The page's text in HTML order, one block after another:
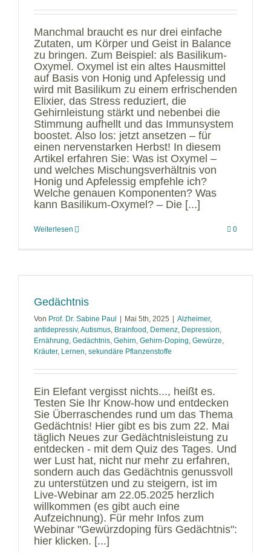
Manchmal braucht es nur drei einfache
Zutaten, um Körper und Geist in Balance
zu bringen. Zum Beispiel: als Basilikum-
Oxymel. Oxymel ist ein altes Hausmittel
auf Basis von Honig und Apfelessig und
wird mit Basilikum zu einem erfrischenden
Elixier, das Stress reduziert, die
Gehirnleistung stärkt und nebenbei die
Stimmung aufhellt und das Immunsystem
boostet. Also los: jetzt ansetzen – für
einen nervenstarken Herbst! In diesem
Artikel erfahren Sie: Was ist Oxymel –
und welches Mischungsverhältnis von
Honig und Apfelessig empfehle ich?
Welche genauen Komponenten? Was
kann Basilikum-Oxymel? – Die [...]
Weiterlesen 0
Gedächtnis
Von Prof. Dr. Sabine Paul Mai 5th, 2025 Alzheimer,
antidepressiv,Autismus, Brainfood , Demenz, Depression,
Ernährung, Gedächtnis, Gehirn, Gehirn-Doping, Gewürze,
Kräuter, Lernen, sekundäre Pflanzenstoffe
Ein Elefant vergisst nichts..., heißt es.
Testen Sie Ihr Know-how und entdecken
Sie Überraschendes rund um das Thema
Gedächtnis! Hier gibt es bis zum 22. Mai
täglich Neues zur Gedächtnisleistung zu
entdecken - mit dem Quiz des Tages. Und
wer Lust hat, nicht nur mehr zu erfahren,
sondern auch das Gedächtnis genussvoll
zu unterstützen und zu steigern, ist im
Live-Webinar am 22.05.2025 herzlich
willkommen (es gibt auch eine
Aufzeichnung). Für mehr Infos zum
Webinar "Gewürzdoping fürs Gedächtnis":
hier klicken. [...]